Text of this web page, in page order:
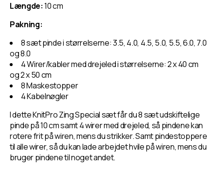
rundpinde
-
Kort
10
cm
10
Længde:10 cm
Pakning:
8 sæt pinde i størrelserne: 3.5, 4.0, 4.5, 5.0, 5.5, 6.0, 7.0
og 8.0
4 Wirer/kabler med drejeled i størrelserne: 2 x 40 cm
og 2 x 50 cm
8 Maskestopper
4 Kabelnøgler
I dette KnitPro Zing Special sæt får du 8 sæt udskiftelige
pinde på 10 cm samt 4 wirer med drejeled, så pindene kan
rotere frit på wiren, mens du strikker. Samt pindestoppere
til alle wirer, så du kan lade arbejdet hvile på wiren, mens du
bruger pindene til noget andet.